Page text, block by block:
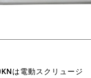
は電動スクリュージ